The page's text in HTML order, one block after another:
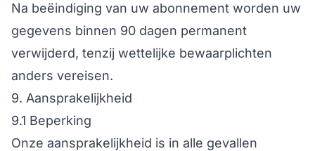
Na beëindiging van uw abonnement worden uw
gegevens binnen 90 dagen permanent
verwijderd, tenzij wettelijke bewaarplichten
anders vereisen.
9. Aansprakelijkheid
9.1 Beperking
Onze aansprakelijkheid is in alle gevallen